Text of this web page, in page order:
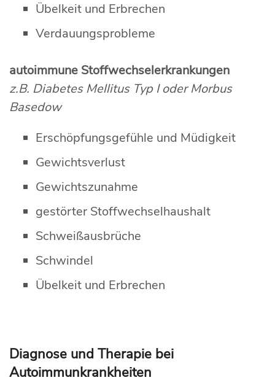
Übelkeit und Erbrechen
Verdauungsprobleme
autoimmune Stoffwechselerkrankungen
z.B. Diabetes Mellitus Typ I oder Morbus
Basedow
Erschöpfungsgefühle und Müdigkeit
Gewichtsverlust
Gewichtszunahme
gestörter Stoffwechselhaushalt
Schweißausbrüche
Schwindel
Übelkeit und Erbrechen
Diagnose und Therapie bei
Autoimmunkrankheiten